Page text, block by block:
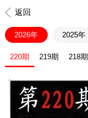
返回
2026年 2025年
220期 219期 218期